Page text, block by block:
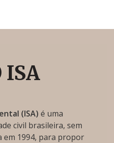
ISA
(ISA) é uma
civil brasileira, sem
em 1994, para propor